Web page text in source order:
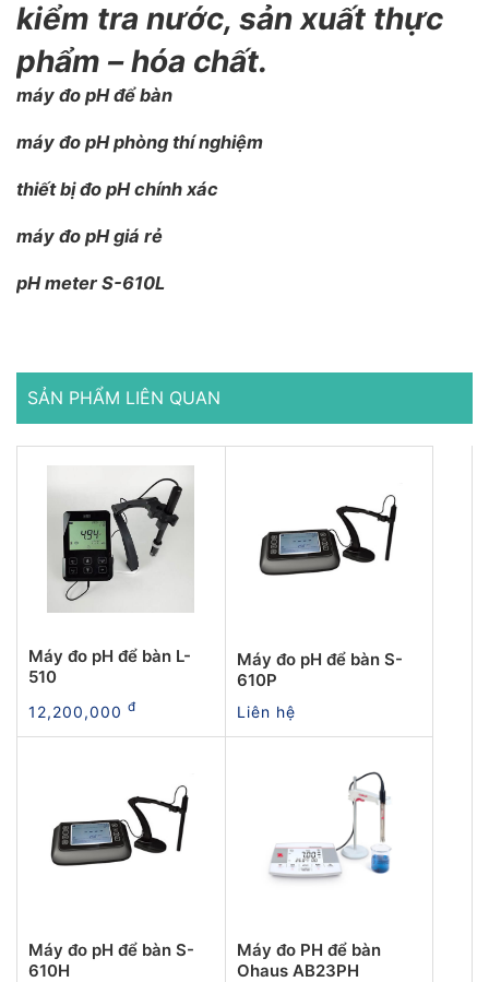
kiểm tra nước, sản xuất thực
phẩm – hóa chất.
máy đo pH để bàn
máy đo pH phòng thí nghiệm
thiết bị đo pH chính xác
máy đo pH giá rẻ
pH meter S-610L
SẢN PHẨM LIÊN QUAN
Máy đo pH để bàn L-
510
12,200,000 đ
Máy đo pH để bàn S-
610P
Liên hệ
Máy đo pH để bàn S-
610H
Máy đo PH để bàn
Ohaus AB23PH